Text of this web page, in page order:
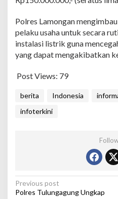
Polres Lamongan
pelaku usaha untuk secara
instalasi listrik guna
yang dapat mengakibatkan
Post Views: 79
berita Indonesia
infoterkini
P
Previous post
Polres Tulungagung Ungkap